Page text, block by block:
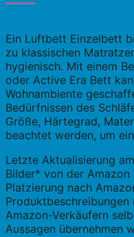
Ein Luftbett Einzelbett
zu klassischen
hygienisch. Mit einem
oder Active Era Bett
Wohnambiente
Bedürfnissen des
Größe, Härtegrad,
beachtet werden, um
Letzte Aktualisierung
Bilder* von der
Platzierung nach
Produktbeschreibungen
Amazon-Verkäufern
Aussagen übernehmen